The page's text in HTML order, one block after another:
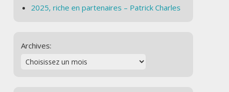
2025, riche en partenaires – Patrick Charles
Archives: